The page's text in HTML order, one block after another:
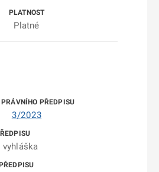
Platné
3/2023
vyhláška